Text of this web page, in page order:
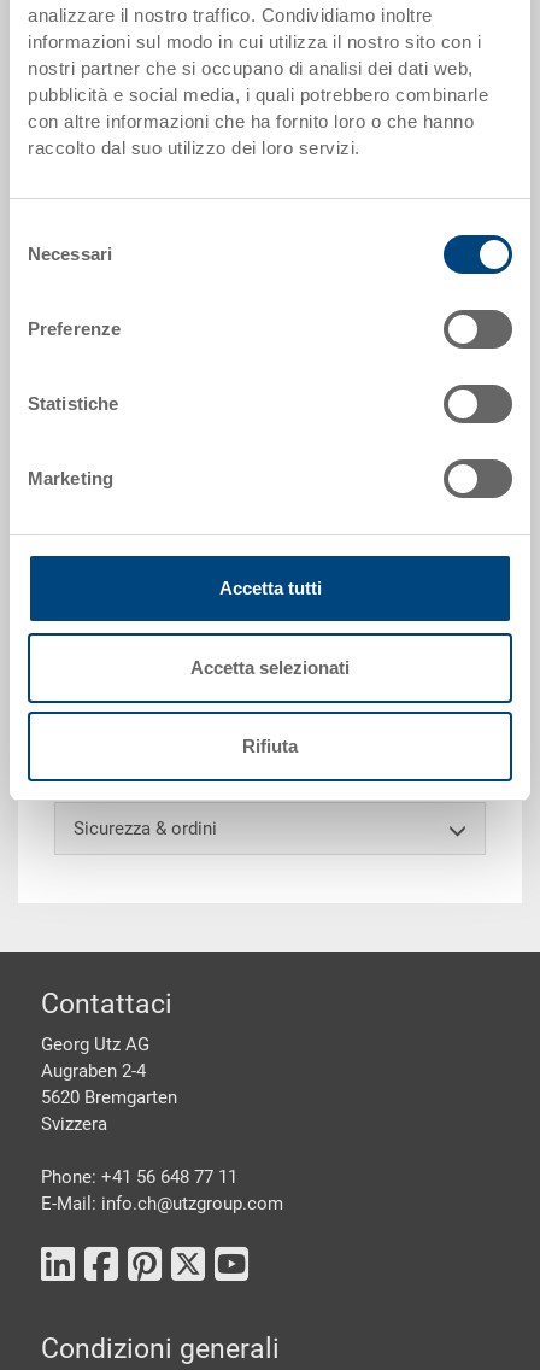
analizzare il nostro traffico. Condividiamo inoltre
informazioni sul modo in cui utilizza il nostro sito con i
nostri partner che si occupano di analisi dei dati web,
pubblicità e social media, i quali potrebbero combinarle
con altre informazioni che ha fornito loro o che hanno
raccolto dal suo utilizzo dei loro servizi.
delNecessari
Preferenze
Statistiche
Marketing
Accetta tutti
Accetta selezionati
Rifiuta
Dati articolo
Codice
37-6432-112.5070.0101
Dimensioni esterne:
RAL 5012 |
nero, esterno 600x400x321 mm, interno in alto
interna 319 mm, altezza da inserito 95 mm, 58.0 l,
pareti chiuse, lisce da ambo i lati, fondo chiuso, 2
supporti d'impilaggio
Personalizzazioni - la nostra specialità
Sicurezza & ordini
piè di pagine
Contattaci
Georg Utz AG
Augraben 2-4
5620 Bremgarten
Svizzera
Phone: +41 56 648 77 11
E-Mail: info.ch@utzgroup.com
Condizioni generali